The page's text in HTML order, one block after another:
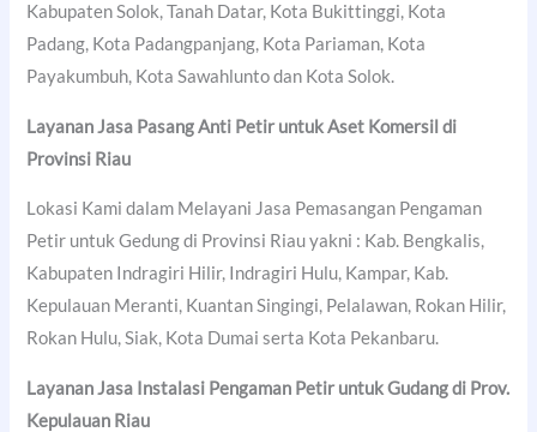
Kabupaten Solok, Tanah Datar, Kota Bukittinggi, Kota
Padang, Kota Padangpanjang, Kota Pariaman, Kota
Payakumbuh, Kota Sawahlunto dan Kota Solok.
Layanan Jasa Pasang Anti Petir untuk Aset Komersil di
Provinsi Riau
Lokasi Kami dalam Melayani Jasa Pemasangan Pengaman
Petir untuk Gedung di Provinsi Riau yakni : Kab. Bengkalis,
Kabupaten Indragiri Hilir, Indragiri Hulu, Kampar, Kab.
Kepulauan Meranti, Kuantan Singingi, Pelalawan, Rokan Hilir,
Rokan Hulu, Siak, Kota Dumai serta Kota Pekanbaru.
Layanan Jasa Instalasi Pengaman Petir untuk Gudang di Prov.
Kepulauan Riau